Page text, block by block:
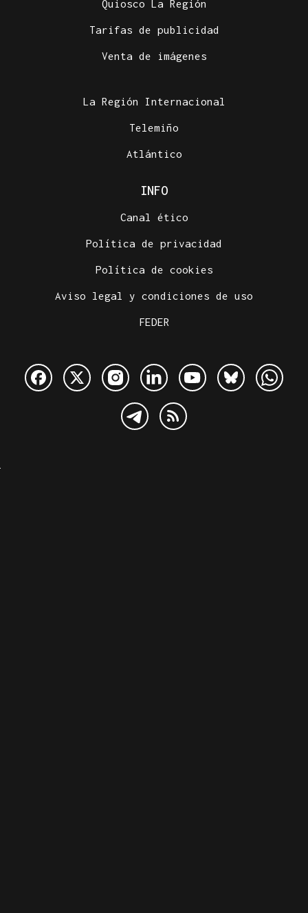
Quiosco La Región
Tarifas de publicidad
Venta de imágenes
La Región Internacional
Telemiño
Atlántico
INFO
Canal ético
Política de privacidad
Política de cookies
Aviso legal y condiciones de uso
FEDER